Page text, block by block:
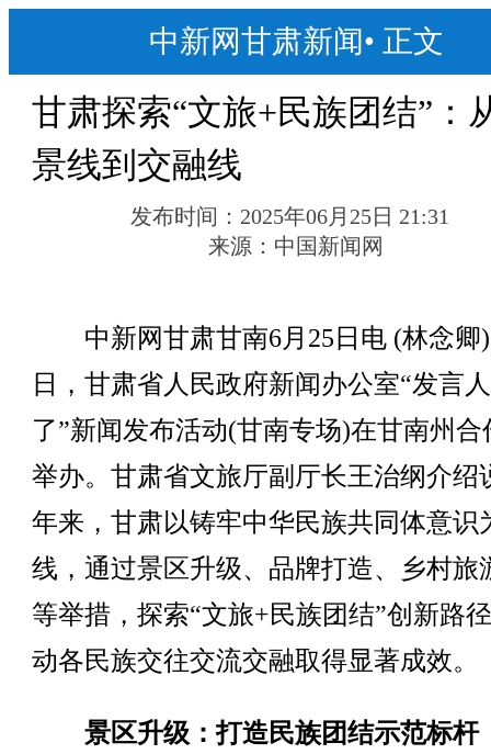
中新网甘肃新闻• 正文
甘肃探索“文旅+民族团结”：
景线到交融线
发布时间： 2025年06月25日 21:31
来源： 中国新闻网
中新网甘肃甘南6月25日电 (林念卿
日，甘肃省人民政府新闻办公室“发言
了”新闻发布活动(甘南专场)在甘南州合
举办。甘肃省文旅厅副厅长王治纲介绍
年来，甘肃以铸牢中华民族共同体意识
线，通过景区升级、品牌打造、乡村旅
等举措，探索“文旅+民族团结”创新路
动各民族交往交流交融取得显著成效。
景区升级：打造民族团结示范标杆